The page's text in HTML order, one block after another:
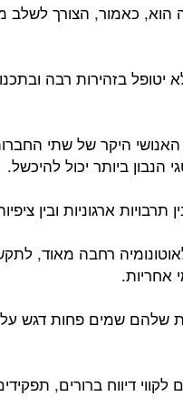
הוא, כאמור, הצורך לשלב
יטופל בזהירות רבה
היקר של שתי
ביותר יכול להיכשל.
ארגוניות ובין
רחבה מאוד,
אחריות.
שלהם שמים פחות דגש
דיווח ברורים,